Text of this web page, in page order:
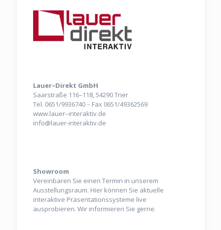
Lauer–Direkt GmbH
Saarstraße 1 16–1 18,54290Trier
Tel. 0651/9936740– Fax 0651/49362569
www.lauer–interaktiv.de
info@lauer-interaktiv.de
Showroom
Vereinbaren Sie einen Termin in unserem
Ausstellungsraum. Hier können Sie aktuelle
interaktive Präsentationssysteme live
ausprobieren. Wir informieren Sie gerne.